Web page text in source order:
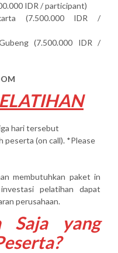
IDR / participant)
(7.500.000 IDR /
(7.500.000 IDR /
hari tersebut
peserta (on call). *Please
membutuhkan paket in
pelatihan dapat
perusahaan.
Saja yang